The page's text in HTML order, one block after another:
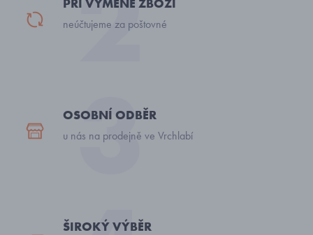
neúčtujeme za poštovné
OSOBNÍ ODBĚR
u nás na prodejně ve Vrchlabí
ŠIROKÝ VÝBĚR